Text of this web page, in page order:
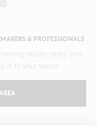
& PROFESSIONALS